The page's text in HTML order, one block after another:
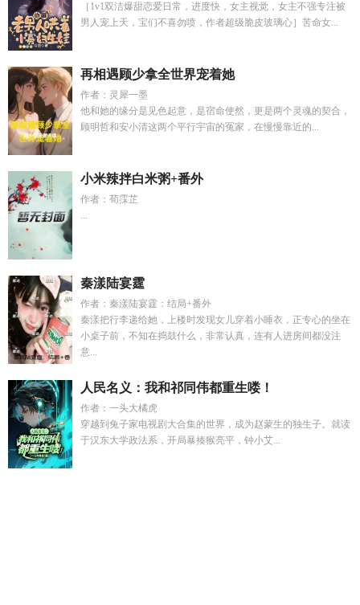
［1v1双洁爆甜恋爱日常，进度快，女主视觉，女主不强专注被
男人宠上天，宝们不喜勿喷，作者超级脆皮玻璃心］苦命女...
再相遇顾少拿全世界宠着她
作者：灵犀一墨
他和她的缘分是见色起意，是宿命使然，更是两个灵魂的契合，
顾明哲和安小清这两个平行宇宙的冤家，在慢慢靠近的...
小米辣拌白米粥+番外
作者：荀霂芷
...
秦漾陆宴霆
作者：秦漾陆宴霆：结局+番外
秦漾把行李递给她，上楼时发现女儿穿着小睡衣，正专心的坐在
小桌子前，不知在捣鼓什么，非常认真，连有人进房间都没注
意...
人民名义：我和祁同伟都重生喽！
作者：一头大橘虎
穿越到兔子家电视剧大合集的世界，成为赵蒙生的独生子。就读
于汉东大学政法系，开局暴揍猴亮平，钟小艾...